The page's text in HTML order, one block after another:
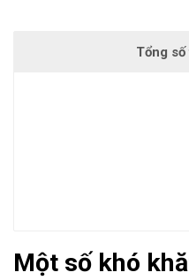
Một số khó